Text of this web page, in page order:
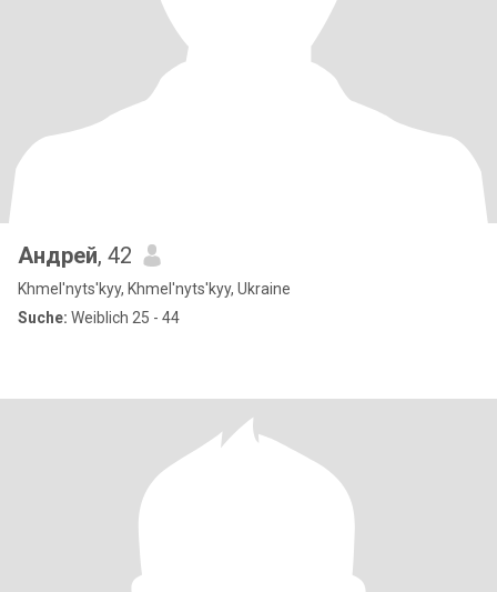
Андрей, 42
Khmel'nyts'kyy, Khmel'nyts'kyy, Ukraine
Suche: Weiblich 25 - 44